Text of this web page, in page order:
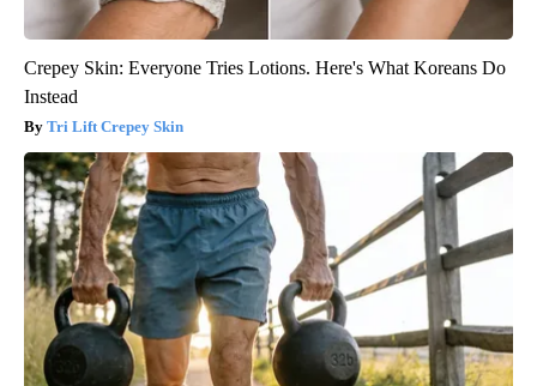
Crepey Skin: Everyone Tries Lotions. Here's What Koreans Do
Instead
Tri Lift Crepey Skin